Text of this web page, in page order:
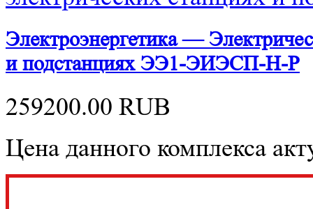
Электроэнергетика —
и подстанциях ЭЭ1-ЭИЭСП-Н-Р
259200.00 RUB
Цена данного комплекса